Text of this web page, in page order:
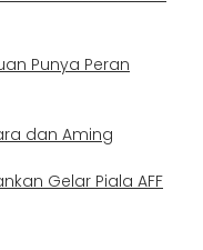
Punya Peran
dan Aming
Gelar Piala AFF